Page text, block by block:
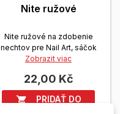
Nite ružové
Nite ružové na zdobenie
nechtov pre Nail Art, sáčok
Zobrazit viac
22,00 Kč

PRIDAŤ DO